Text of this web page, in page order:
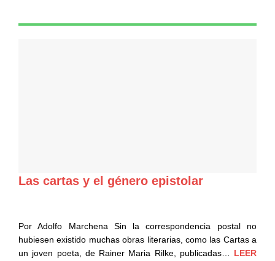
Las cartas y el género epistolar
Por Adolfo Marchena Sin la correspondencia postal no
hubiesen existido muchas obras literarias, como las Cartas a
un joven poeta, de Rainer Maria Rilke, publicadas… LEER